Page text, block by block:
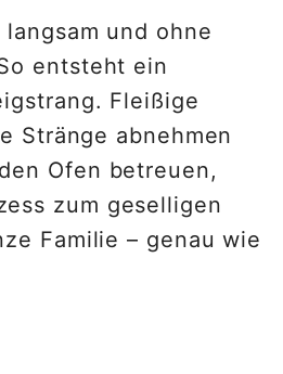
und ohne
entsteht ein
Fleißige
Stränge abnehmen
Ofen betreuen,
zum geselligen
Familie – genau wie